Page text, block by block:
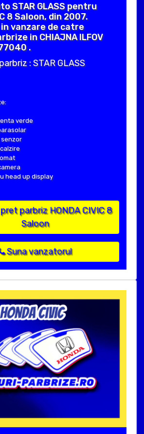
STAR GLASS pentru
8 Saloon, din 2007.
vanzare de catre
in CHIAJNA ILFOV
.
: STAR GLASS
verde
senzor
head up display
parbriz HONDA CIVIC 8
Saloon
Suna vanzatorul